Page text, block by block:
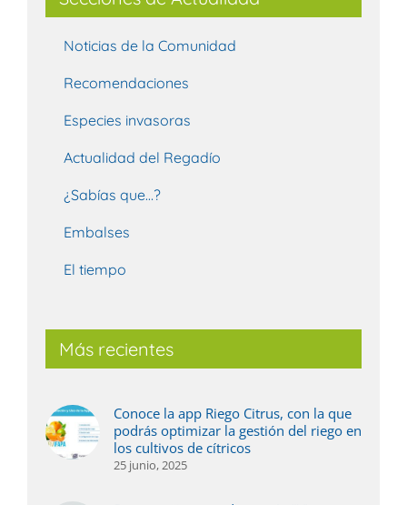
Noticias de la Comunidad
Recomendaciones
Especies invasoras
Actualidad del Regadío
¿Sabías que…?
Embalses
El tiempo
Más recientes
Conoce la app Riego Citrus, con la que
podrás optimizar la gestión del riego en
los cultivos de cítricos
25 junio, 2025